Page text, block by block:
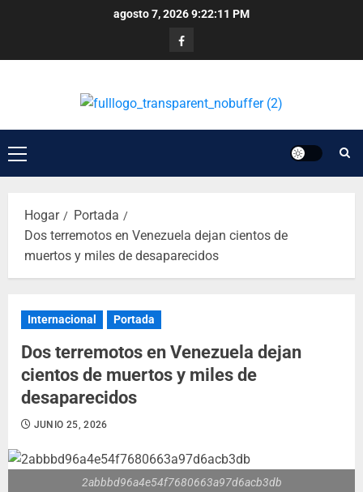
agosto 7, 20269:22:11 PM
Hogar
Portada
Dos terremotos en Venezuela dejan cientos de
muertos y miles de desaparecidos
Internacional Portada
Dos terremotos en Venezuela dejan
cientos de muertos y miles de
desaparecidos
JUNIO 25, 2026
2abbbd96a4e54f7680663a97d6acb3db